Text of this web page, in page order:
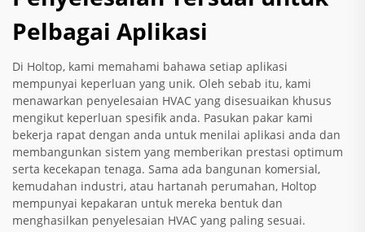
Pelbagai Aplikasi
Di Holtop, kami memahami bahawa setiap aplikasi
mempunyai keperluan yang unik. Oleh sebab itu, kami
menawarkan penyelesaian HVAC yang disesuaikan khusus
mengikut keperluan spesifik anda. Pasukan pakar kami
bekerja rapat dengan anda untuk menilai aplikasi anda dan
membangunkan sistem yang memberikan prestasi optimum
serta kecekapan tenaga. Sama ada bangunan komersial,
kemudahan industri, atau hartanah perumahan, Holtop
mempunyai kepakaran untuk mereka bentuk dan
menghasilkan penyelesaian HVAC yang paling sesuai.